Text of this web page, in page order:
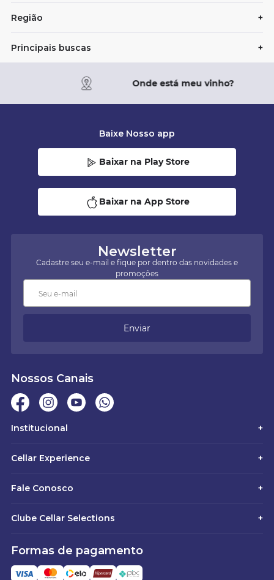
Região +
Principais buscas +
Onde está meu vinho?
Newsletter
Cadastre seu e-mail e fique por dentro das novidades e
promoções
Enviar
Baixe Nosso app
Baixar na Play Store
Baixar na App Store
Nossos Canais
Institucional +
Cellar Experience +
Fale Conosco +
Clube Cellar Selections +
Formas de pagamento